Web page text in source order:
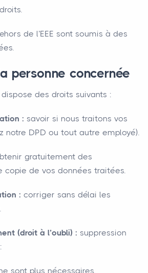
de l’EEE sont soumis à des
personne concernée
des droits suivants :
: savoir si nous traitons vos
notre DPD ou tout autre employé).
gratuitement des
copie de vos données traitées.
: corriger sans délai les
(droit à l’oubli) : suppression
sont plus nécessaires.